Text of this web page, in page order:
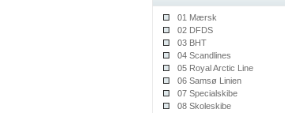
01 Mærsk
02 DFDS
03 BHT
04 Scandlines
05 Royal Arctic Line
06 Samsø Linien
07 Specialskibe
08 Skoleskibe